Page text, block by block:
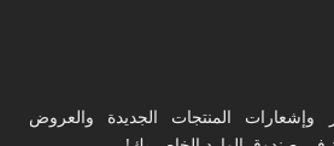
المنتجات الجديدة والعروض